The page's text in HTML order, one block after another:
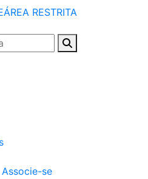
ÁREA RESTRITA
Associe-se